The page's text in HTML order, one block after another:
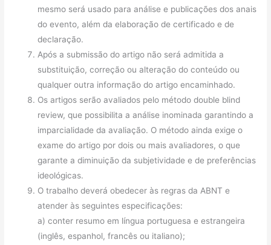
mesmo será usado para análise e publicações dos anais
do evento, além da elaboração de certificado e de
declaração.
Após a submissão do artigo não será admitida a
substituição, correção ou alteração do conteúdo ou
qualquer outra informação do artigo encaminhado.
Os artigos serão avaliados pelo método double blind
review, que possibilita a análise inominada garantindo a
imparcialidade da avaliação. O método ainda exige o
exame do artigo por dois ou mais avaliadores, o que
garante a diminuição da subjetividade e de preferências
ideológicas.
O trabalho deverá obedecer às regras da ABNT e
atender às seguintes especificações:
a) conter resumo em língua portuguesa e estrangeira
(inglês, espanhol, francês ou italiano);